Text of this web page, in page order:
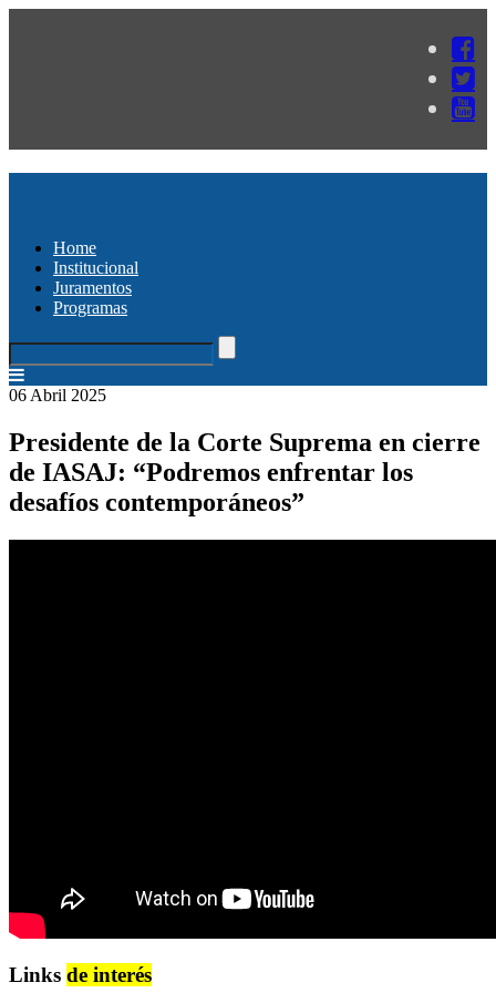
Home
Institucional
Juramentos
Programas
06 Abril 2025
Presidente de la Corte Suprema en cierre
de IASAJ: “Podremos enfrentar los
desafíos contemporáneos”
Links de interés